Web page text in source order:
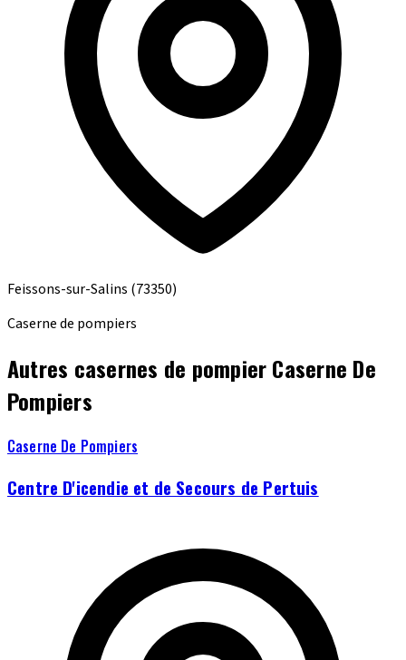
Feissons-sur-Salins (73350)
Caserne de pompiers
Autres casernes de pompier Caserne De
Pompiers
Caserne De Pompiers
Centre D'icendie et de Secours de Pertuis